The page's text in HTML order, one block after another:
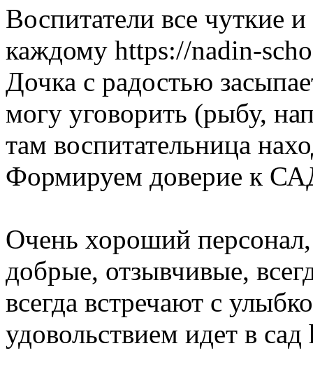
Воспитатели все чуткие
каждому https://nadin-
Дочка с радостью
могу уговорить (рыбу,
там воспитательница
Формируем доверие к
Очень хороший персонал,
добрые, отзывчивые,
всегда встречают с
удовольствием идет в